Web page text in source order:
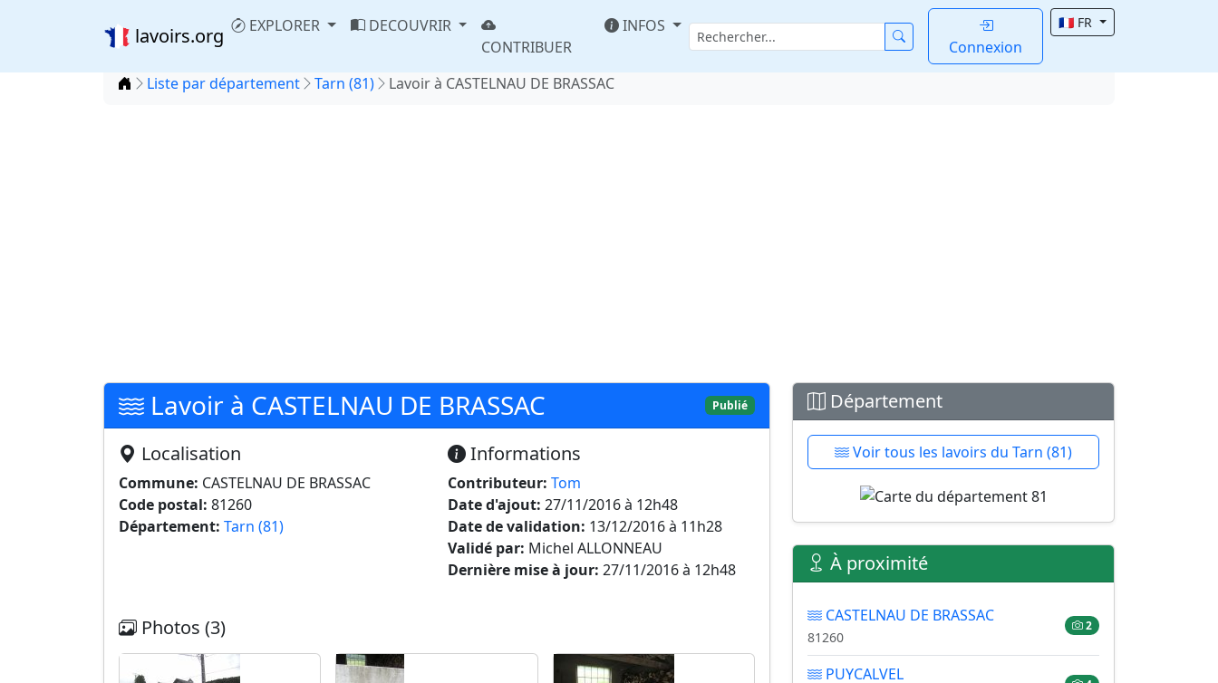
lavoirs.org EXPLORER
DECOUVRIR
CONTRIBUER
INFOS
Connexion
🇫🇷 FR
Accueil
Liste par département Tarn (81) Lavoir à CASTELNAU DE BRASSAC
Lavoir à CASTELNAU DE BRASSAC Publié
Localisation
Commune: CASTELNAU DE BRASSAC
Code postal: 81260
Département: Tarn (81)
Informations
Contributeur: Tom
Date d'ajout: 27/11/2016 à 12h48
Date de validation: 13/12/2016 à 11h28
Validé par: Michel ALLONNEAU
Dernière mise à jour: 27/11/2016 à 12h48
Photos (3)
Département
Voir tous les lavoirs du Tarn (81)
À proximité
CASTELNAU DE BRASSAC
81260
2
PUYCALVEL